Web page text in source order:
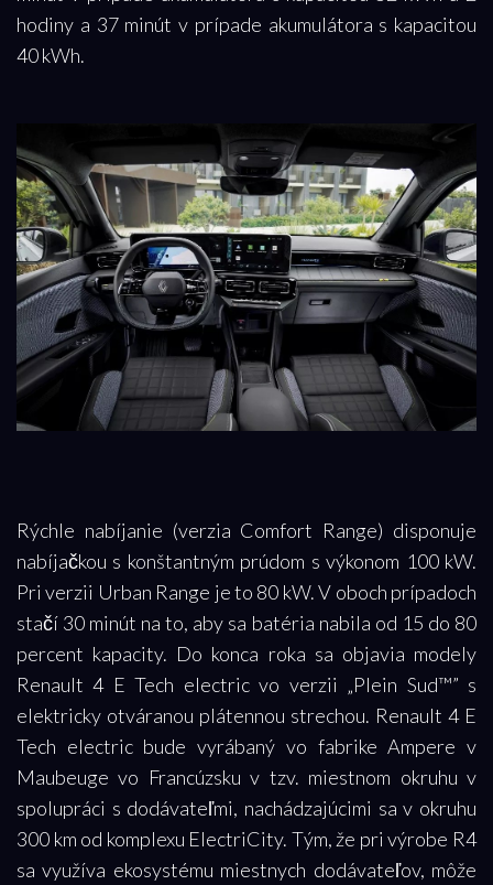
hodiny a 37 minút v prípade akumulátora s kapacitou
40 kWh.
Rýchle nabíjanie (verzia Comfort Range) disponuje
nabíjačkou s konštantným prúdom s výkonom 100 kW.
Pri verzii Urban Range je to 80 kW. V oboch prípadoch
stačí 30 minút na to, aby sa batéria nabila od 15 do 80
percent kapacity. Do konca roka sa objavia modely
Renault 4 E Tech electric vo verzii „Plein Sud™” s
elektricky otváranou plátennou strechou. Renault 4 E
Tech electric bude vyrábaný vo fabrike Ampere v
Maubeuge vo Francúzsku v tzv. miestnom okruhu v
spolupráci s dodávateľmi, nachádzajúcimi sa v okruhu
300 km od komplexu ElectriCity. Tým, že pri výrobe R4
sa využíva ekosystému miestnych dodávateľov, môže